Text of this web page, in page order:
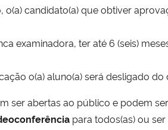
o(a) candidato(a) que obtiver
examinadora, ter até 6 (seis)
o(a) aluno(a) será desligado do
ser abertas ao público e podem
para todos(as) ou